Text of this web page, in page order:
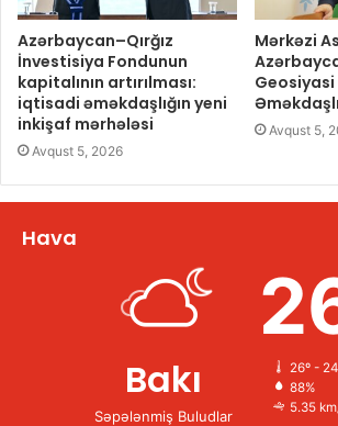
Azərbaycan–Qırğız
İnvestisiya Fondunun
kapitalının artırılması:
iqtisadi əməkdaşlığın yeni
inkişaf mərhələsi
Avqust 5, 2026
Mərkəzi
Geosiyasi
Avqust 5,
Hava
Bakı
Səpələnmiş Buludlar
26º -
88%
5.35